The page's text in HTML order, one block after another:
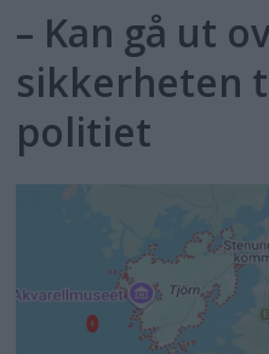
– Kan gå ut
sikkerheten
politiet